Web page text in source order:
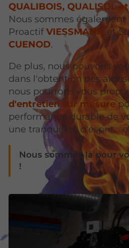
QUALIBOIS, QUALISOL
Nous sommes également
ProactifVIESSMANN et
CUENOD.
De plus, nous pouvons
dans l'obtention des
nous pourrons vous
d'entretien sur mesure
performance durable de
une tranquillité d'esprit...
Nous sommes là pour
!